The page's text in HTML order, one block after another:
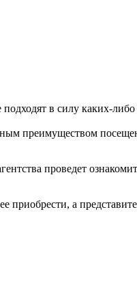
в силу каких-
преимуществом
проведет
приобрести, а